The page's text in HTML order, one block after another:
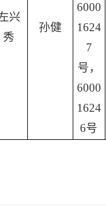
兴
秀
孙健
6000
1624
7
号，
6000
1624
6号